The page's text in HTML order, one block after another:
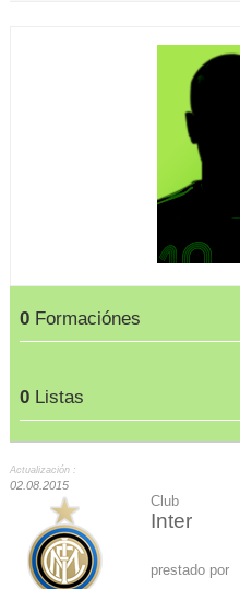
0 Formaciónes
0 Listas
Actualización :
02.08.2015
Club
Inter
prestado por